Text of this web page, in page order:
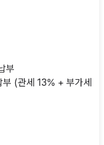
부
(관세 13% + 부가세